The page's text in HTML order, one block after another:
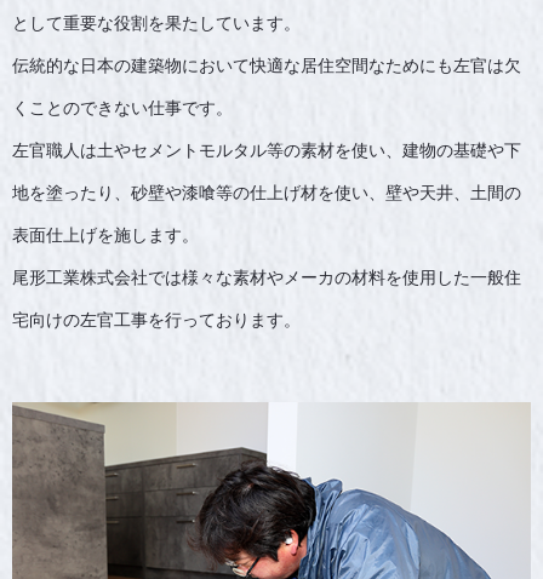
として重要な役割を果たしています。
伝統的な日本の建築物において快適な居住空間なためにも左官は欠
くことのできない仕事です。
左官職人は土やセメントモルタル等の素材を使い、建物の基礎や下
地を塗ったり、砂壁や漆喰等の仕上げ材を使い、壁や天井、土間の
表面仕上げを施します。
尾形工業株式会社では様々な素材やメーカの材料を使用した一般住
宅向けの左官工事を行っております。